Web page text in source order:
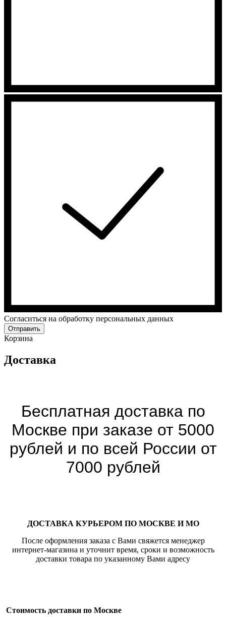
Cогласиться на обработку персональных данных
Отправить
Корзина
Доставка
Бесплатная доставка по
Москве при заказе от 5000
рублей и по всей России от
7000 рублей
ДОСТАВКА КУРЬЕРОМ ПО МОСКВЕ И МО
После оформления заказа с Вами свяжется менеджер
интернет-магазина и уточнит время, сроки и возможность
доставки товара по указанному Вами адресу
Стоимость доставки по Москве